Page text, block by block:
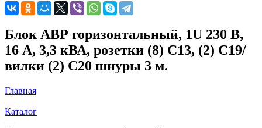
Блок АВР горизонтальный, 1U 230 В,
16 А, 3,3 кВА, розетки (8) C13, (2) C19/
вилки (2) C20 шнуры 3 м.
Главная
—
Каталог
—